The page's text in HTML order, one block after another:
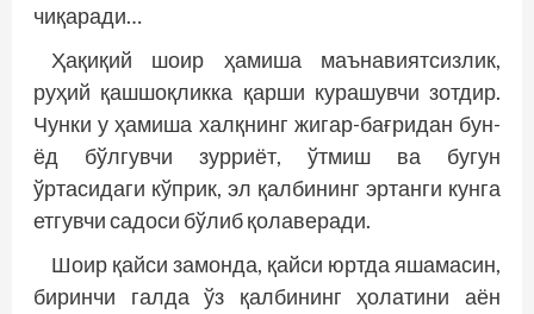
чиқаради…
Ҳақиқий шоир ҳамиша маънавиятсизлик,
руҳий қашшоқликка қарши курашувчи зотдир.
Чунки у ҳамиша халқнинг жигар-бағридан бун­
ёд бўлгувчи зурриёт, ўтмиш ва бугун
ўртасидаги кўприк, эл қалбининг эртанги кунга
етгувчи садоси бўлиб қолаверади.
Шоир қайси замонда, қайси юртда яшамасин,
биринчи галда ўз қалбининг ҳолатини аён